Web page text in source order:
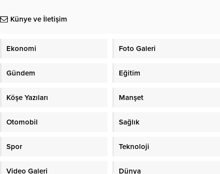
Künye ve İletişim
Ekonomi Foto Galeri
Gündem Eğitim
Köşe Yazıları Manşet
Otomobil Sağlık
Spor Teknoloji
Video Galeri Dünya